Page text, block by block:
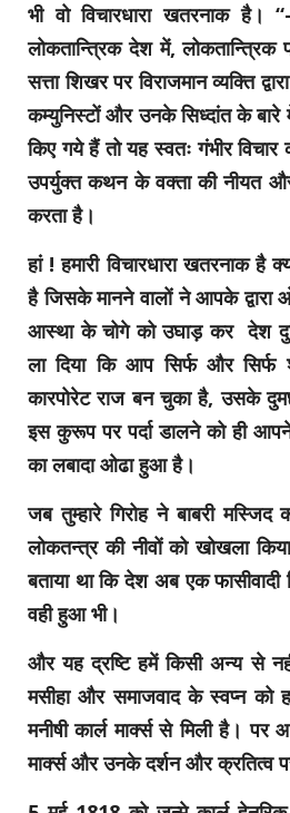
भी वो विचारधारा खतरनाक है।
लोकतान्त्रिक देश में,
सत्ता शिखर पर विराजमान व्यक्ति
कम्युनिस्टों और उनके सिध्दांत के
किए गये हैं तो यह स्वतः गंभीर
उपर्युक्त कथन के वक्ता की नीयत
करता है।
हां ! हमारी विचारधारा खतरनाक है
है जिसके मानने वालों ने आपके
आस्था के चोगे को उघाड़ कर देश
ला दिया कि आप सिर्फ और
कारपोरेट राज बन चुका है, उसके
इस कुरूप पर पर्दा डालने को ही
का लबादा ओढा हुआ है।
जब तुम्हारे गिरोह ने बाबरी
लोकतन्त्र की नीवों को खोखला
बताया था कि देश अब एक
वही हुआ भी।
और यह द्रष्टि हमें किसी अन्य से
मसीहा और समाजवाद के स्वप्न को
मनीषी कार्ल मार्क्स से मिली है।
मार्क्स और उनके दर्शन और क्रतित्व